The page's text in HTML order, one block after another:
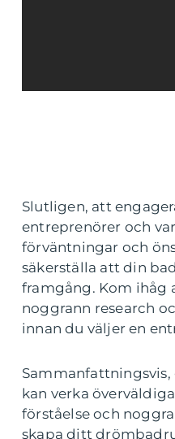
Slutligen, att
entreprenörer och
förväntningar och
säkerställa att din
framgång. Kom ihåg
noggrann research
innan du väljer en
kan verka
förståelse och
skapa ditt